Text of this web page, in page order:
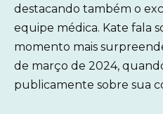
destacando também o
equipe médica. Kate fala
momento mais
de março de 2024,
publicamente sobre sua